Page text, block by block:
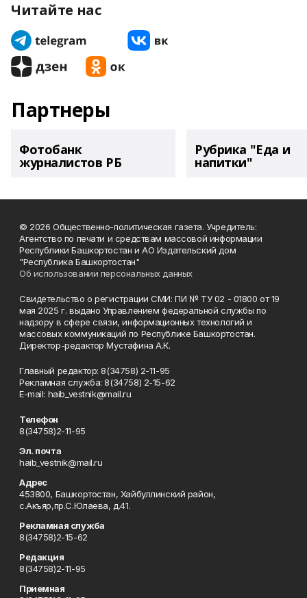
Читайте нас
Партнеры
Фотобанк
журналистов РБ
Рубрика "Еда и
напитки"
© 2026 Общественно-политическая газета. Учредитель:
Агентство по печати и средствам массовой информации
Республики Башкортостан и АО Издательский дом
"Республика Башкортостан"
Об использовании персональных данных
Свидетельство о регистрации СМИ: ПИ № ТУ 02 - 01800 от 19
мая 2025 г. выдано Управлением федеральной службы по
надзору в сфере связи, информационных технологий и
массовых коммуникаций по Республике Башкортостан.
Директор-редактор Мустафина А.К.
Главный редактор: 8(34758) 2-11-95
Рекламная служба: 8(34758) 2-15-62
Е-mаil: haib_vestnik@mail.ru
Телефон
8(34758)2-11-95
Эл. почта
haib_vestnik@mail.ru
Адрес
453800, Башкортостан, Хайбуллинский район,
с.Акъяр,пр.С.Юлаева, д.41.
Рекламная служба
8(34758)2-15-62
Редакция
8(34758)2-11-95
Приемная